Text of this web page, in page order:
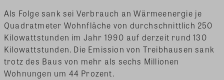
Als Folge sank sei Verbrauch an Wärmeenergie je
Quadratmeter Wohnfläche von durchschnittlich 250
Kilowattstunden im Jahr 1990 auf derzeit rund 130
Kilowattstunden. Die Emission von Treibhausen sank
trotz des Baus von mehr als sechs Millionen
Wohnungen um 44 Prozent.